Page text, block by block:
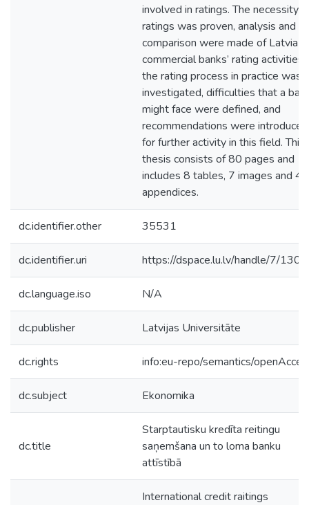
involved in ratings. The necessity
ratings was proven, analysis and
comparison were made of Latvia
commercial banks’ rating activities,
the rating process in practice was
investigated, difficulties that a
might face were defined, and
recommendations were introduced
for further activity in this field. This
thesis consists of 80 pages and
includes 8 tables, 7 images and 4
appendices.
dc.identifier.other 35531
dc.identifier.uri https://dspace.lu.lv/handle/7/
dc.language.iso N/A
dc.publisher Latvijas Universitāte
dc.rights info:eu-repo/semantics/
dc.subject Ekonomika
dc.title
Starptautisku kredīta reitingu
saņemšana un to loma banku
attīstībā
International credit raitings